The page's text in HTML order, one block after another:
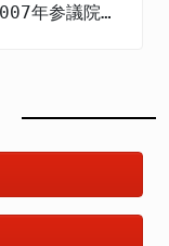
年参議院選